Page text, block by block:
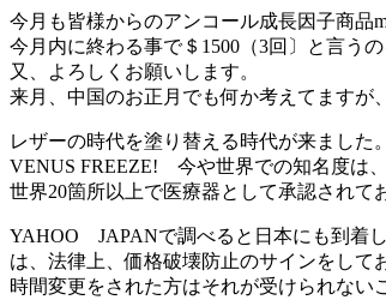
今月も皆様からのアンコール成長因子商品
今月内に終わる事で＄1500（3回〕と言うの
又、よろしくお願いします。
来月、中国のお正月でも何か考えてますが
レザーの時代を塗り替える時代が来ました。
VENUS FREEZE! 今や世界での知名度は、
世界20箇所以上で医療器として承認されて
YAHOO JAPANで調べると日本にも到着
は、法律上、価格破壊防止のサインをし
時間変更をされた方はそれが受けられない